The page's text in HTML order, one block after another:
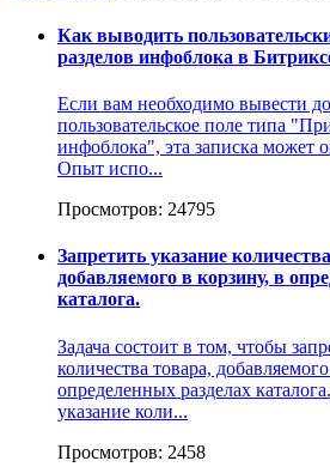
Как выводить
разделов инфоблока в
Если вам необходимо вывести
пользовательское поле типа
инфоблока", эта записка может
Опыт испо...
Просмотров: 24795
Запретить указание
добавляемого в корзину, в
каталога.
Задача состоит в том, чтобы
количества товара,
определенных разделах
указание коли...
Просмотров: 2458